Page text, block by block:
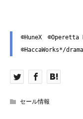
©HuneX　
©HaccaWorks*/
セール情報